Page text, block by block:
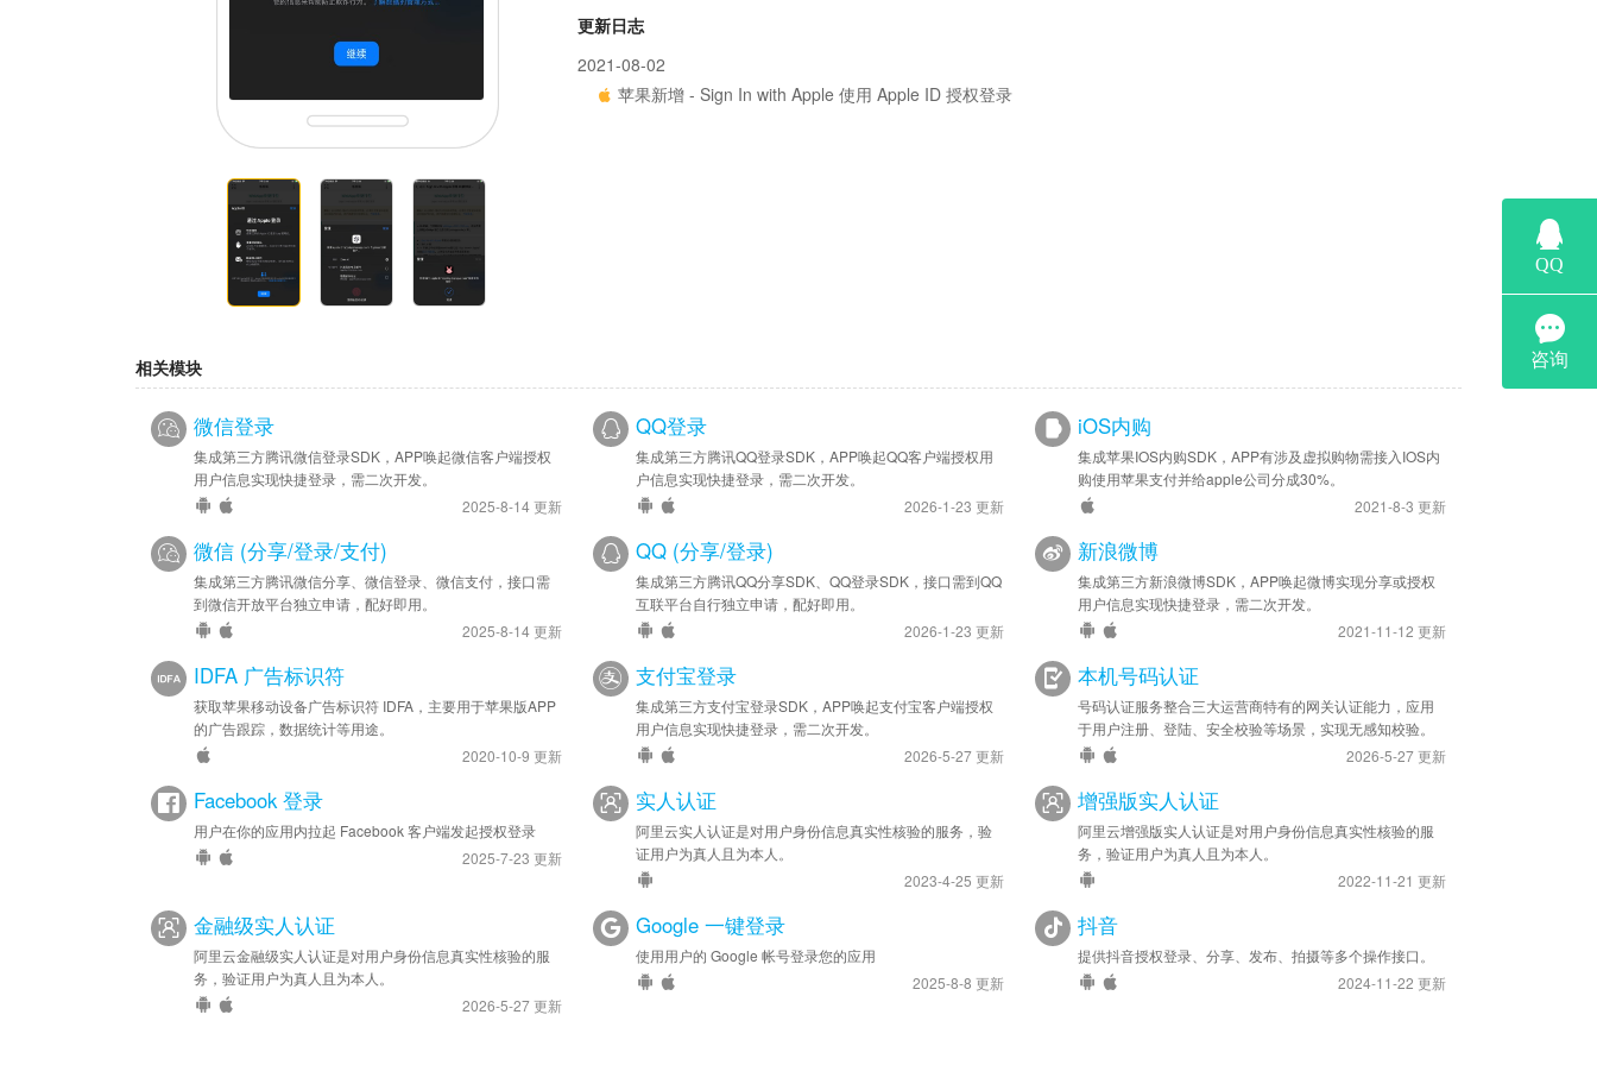
更新日志
2021-08-02
苹果新增 - Sign In with Apple 使用 Apple ID 授权登录
相关模块
微信登录
集成第三方腾讯微信登录SDK，APP唤起微信客户端授权
用户信息实现快捷登录，需二次开发。
2025-8-14 更新
QQ登录
集成第三方腾讯QQ登录SDK，APP唤起QQ客户端授权用
户信息实现快捷登录，需二次开发。
2026-1-23 更新
iOS内购
集成苹果IOS内购SDK，APP有涉及虚拟购物需接入IOS内
购使用苹果支付并给apple公司分成30%。
2021-8-3 更新
微信 (分享/登录/支付)
集成第三方腾讯微信分享、微信登录、微信支付，接口需
到微信开放平台独立申请，配好即用。
2025-8-14 更新
QQ (分享/登录)
集成第三方腾讯QQ分享SDK、QQ登录SDK，接口需到QQ
互联平台自行独立申请，配好即用。
2026-1-23 更新
新浪微博
集成第三方新浪微博SDK，APP唤起微博实现分享或授权
用户信息实现快捷登录，需二次开发。
2021-11-12 更新
IDFA 广告标识符
获取苹果移动设备广告标识符 IDFA，主要用于苹果版APP
的广告跟踪，数据统计等用途。
2020-10-9 更新
支付宝登录
集成第三方支付宝登录SDK，APP唤起支付宝客户端授权
用户信息实现快捷登录，需二次开发。
2026-5-27 更新
本机号码认证
号码认证服务整合三大运营商特有的网关认证能力，应用
于用户注册、登陆、安全校验等场景，实现无感知校验。
2026-5-27 更新
Facebook 登录
用户在你的应用内拉起 Facebook 客户端发起授权登录
2025-7-23 更新
实人认证
阿里云实人认证是对用户身份信息真实性核验的服务，验
证用户为真人且为本人。
2023-4-25 更新
增强版实人认证
阿里云增强版实人认证是对用户身份信息真实性核验的服
务，验证用户为真人且为本人。
2022-11-21 更新
金融级实人认证
阿里云金融级实人认证是对用户身份信息真实性核验的服
务，验证用户为真人且为本人。
2026-5-27 更新
Google 一键登录
使用用户的 Google 帐号登录您的应用
2025-8-8 更新
抖音
提供抖音授权登录、分享、发布、拍摄等多个操作接口。
2024-11-22 更新